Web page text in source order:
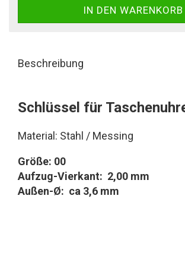
Beschreibung
Schlüssel für
Material: Stahl / Messing
Größe: 00
Aufzug-Vierkant: 2,00 mm
Außen-Ø: ca 3,6 mm